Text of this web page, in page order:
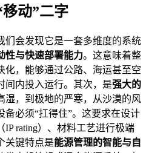
动”二字
们会发现它是一套多维度的系统
性与快速部署能力。这意味着整
化，能够通过公路、海运甚至空
间内投入运行。其次，是强大的
湿，到极地的严寒，从沙漠的风
必须“扛得住”。这要求在设计
rating）、材料工艺进行极端
关键特点是能源管理的智能与自